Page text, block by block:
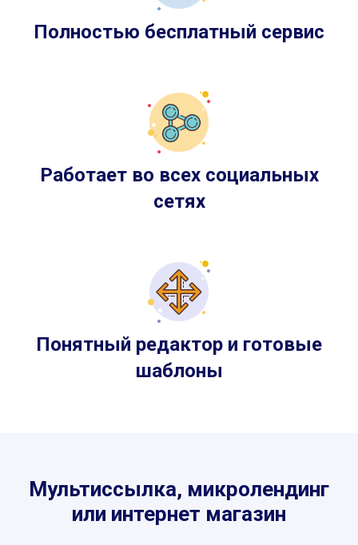
Полностью бесплатный сервис
Работает во всех социальных
сетях
Понятный редактор и готовые
шаблоны
Мультиссылка, микролендинг
или интернет магазин